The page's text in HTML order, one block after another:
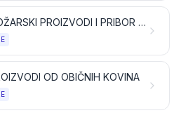
ALATI, NOŽARSKI PROIZVODI I PRIBOR ZA JELO OD OBIČNIH KOVINA; NJIHOVI DIJELOVI OD OBIČNIH KOVINA
OD OBIČNIH KOVINA